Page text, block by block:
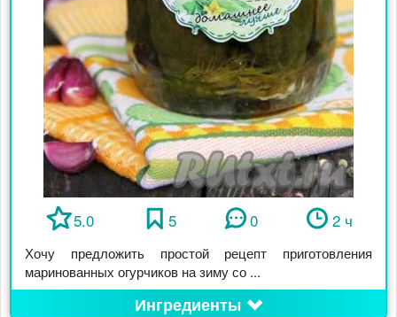
5.0 5 0 2 ч
Хочу предложить простой рецепт приготовления
маринованных огурчиков на зиму со ...
Ингредиенты